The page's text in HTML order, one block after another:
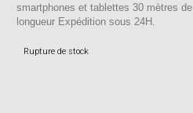
smartphones et tablettes 30 mètres de
longueur Expédition sous 24H.
Rupture de stock